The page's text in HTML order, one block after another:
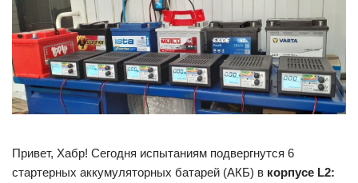
Привет, Хабр! Сегодня испытаниям подвергнутся 6
стартерных аккумуляторных батарей (АКБ) в корпусе L2: